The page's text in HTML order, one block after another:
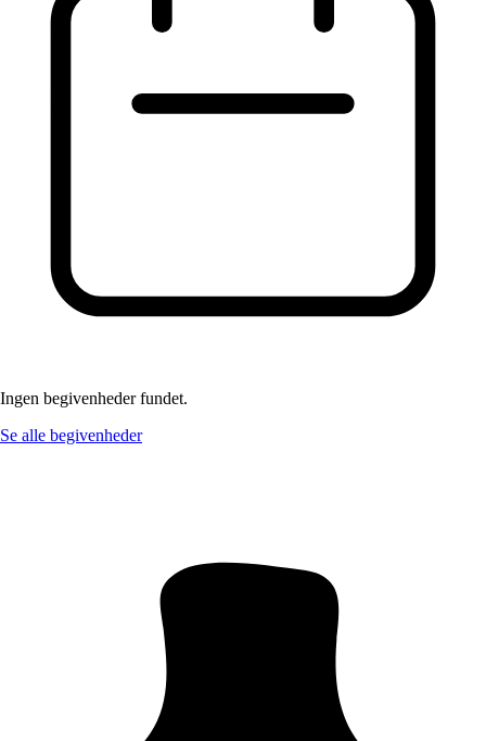
Ingen begivenheder fundet.
Se alle begivenheder